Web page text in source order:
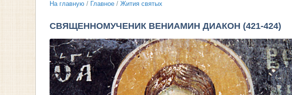
На главную / Главное / Жития святых
СВЯЩЕННОМУЧЕНИК ВЕНИАМИН ДИАКОН (421-424)